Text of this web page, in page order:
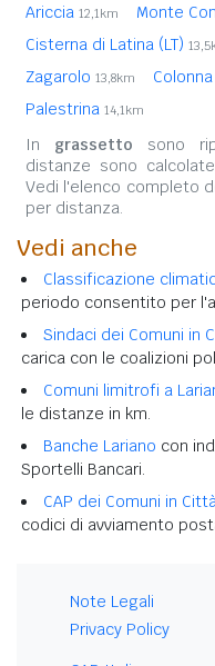
Ariccia 12,1km Monte
Cisterna di Latina (LT)
Zagarolo 13,8km Colonna
Palestrina 14,1km
In grassetto sono
distanze sono
Vedi l'elenco completo
per distanza.
Vedi anche
Classificazione
periodo consentito per
Sindaci dei Comuni in
carica con le coalizioni
Comuni limitrofi a
le distanze in km.
Banche Lariano con
Sportelli Bancari.
CAP dei Comuni in
codici di avviamento
Note Legali
Privacy Policy